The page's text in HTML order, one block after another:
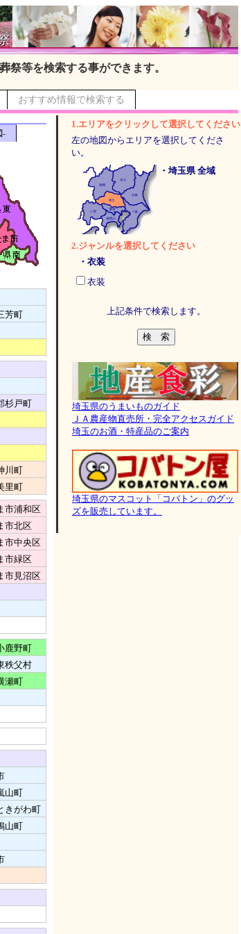
祭等を検索する事ができます。
おすすめ情報で検索する
-
芳町
杉戸町
川町
里町
市浦和区
市北区
市中央区
市緑区
市見沼区
鹿野町
秩父村
瀬町
山町
きがわ町
山町
1.エリアをクリックして選択してください
左の地図からエリアを選択してくださ
い。
・埼玉県 全域
2.ジャンルを選択してください
・衣装
衣装
上記条件で検索します。
埼玉県のうまいものガイド
ＪＡ農産物直売所・完全アクセスガイド
埼玉のお酒・特産品のご案内
埼玉県のマスコット「コバトン」のグッ
ズを販売しています。